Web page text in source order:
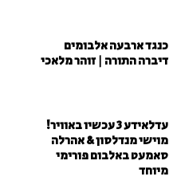
כנגד ארבעה אלבומים
דיברה התורה | זוהר מלאכי
עדלאידע 3 עכשיו באוויר!
מוישי מנדלסון & אהרלה
סאמעט באלבום פורימי
מיוחד